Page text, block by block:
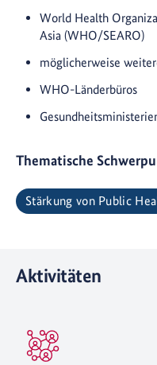
World Health
Asia (WHO/SEARO)
möglicherweise
WHO-Länderbüros
Thematische
Stärkung von Public
Aktivitäten